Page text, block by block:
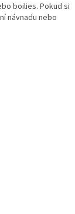
boilies. Pokud si
návnadu nebo